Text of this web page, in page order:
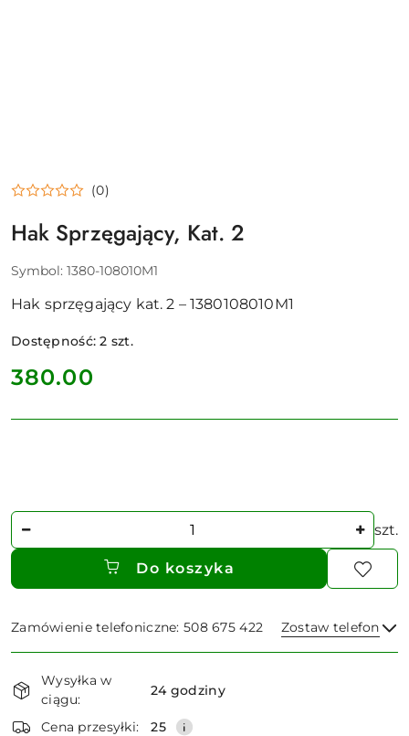
(0)
Hak Sprzęgający, Kat. 2
Symbol: 1380-108010M1
Hak sprzęgający kat. 2 – 1380108010M1
Dostępność:2 szt.
cena:
380.00
szt.
Do koszyka
Zamówienie telefoniczne: 508 675 422 Zostaw telefon
i
dostawa
Wysyłka w
ciągu:
24 godziny
Cena przesyłki: 25